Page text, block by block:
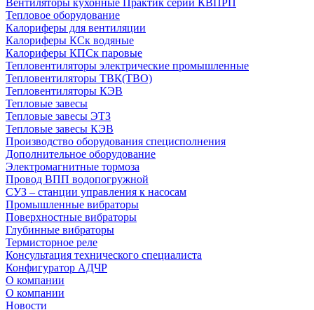
Вентиляторы кухонные Практик серии КВПРП
Тепловое оборудование
Калориферы для вентиляции
Калориферы КСк водяные
Калориферы КПСк паровые
Тепловентиляторы электрические промышленные
Тепловентиляторы ТВК(ТВО)
Тепловентиляторы КЭВ
Тепловые завесы
Тепловые завесы ЭТЗ
Тепловые завесы КЭВ
Производство оборудования специсполнения
Дополнительное оборудование
Электромагнитные тормоза
Провод ВПП водопогружной
СУЗ – станции управления к насосам
Промышленные вибраторы
Поверхностные вибраторы
Глубинные вибраторы
Термисторное реле
Консультация технического специалиста
Конфигуратор АДЧР
О компании
О компании
Новости